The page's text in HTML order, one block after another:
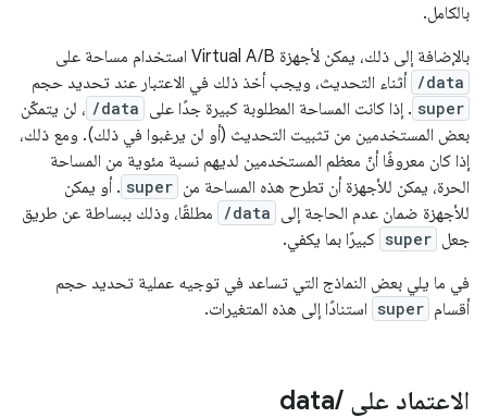
بالكامل.
بالإضافة إلى ذلك، يمكن لأجهزة Virtual A/B استخدام مساحة على
/data أثناء التحديث، ويجب أخذ ذلك في الاعتبار عند تحديد حجم
super . إذا كانت المساحة المطلوبة كبيرة جدًا على /data ، لن يتمكّن
بعض المستخدمين من تثبيت التحديث (أو لن يرغبوا في ذلك). ومع ذلك،
إذا كان معروفًا أنّ معظم المستخدمين لديهم نسبة مئوية من المساحة
الحرة، يمكن للأجهزة أن تطرح هذه المساحة من super . أو يمكن
للأجهزة ضمان عدم الحاجة إلى /data
مطلقًا، وذلك ببساطة عن طريق
جعل super كبيرًا بما يكفي.
في ما يلي بعض النماذج التي تساعد في توجيه عملية تحديد حجم
أقسام super استنادًا إلى هذه المتغيرات.
الاعتماد على /
data